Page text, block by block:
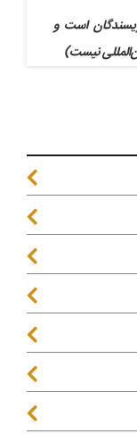
است و
نیست)